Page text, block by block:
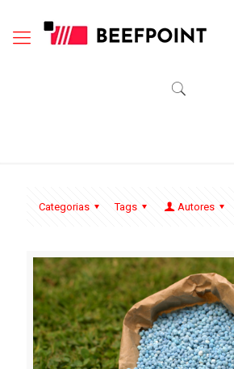
Categorias Tags Autores